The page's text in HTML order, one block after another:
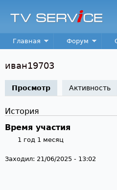
TV
Service
Main menu
Главная Форум
иван19703
Просмотр (активная
Активность
История
Время участия
1 год 1 месяц
Заходил: 21/06/2025 - 13:02